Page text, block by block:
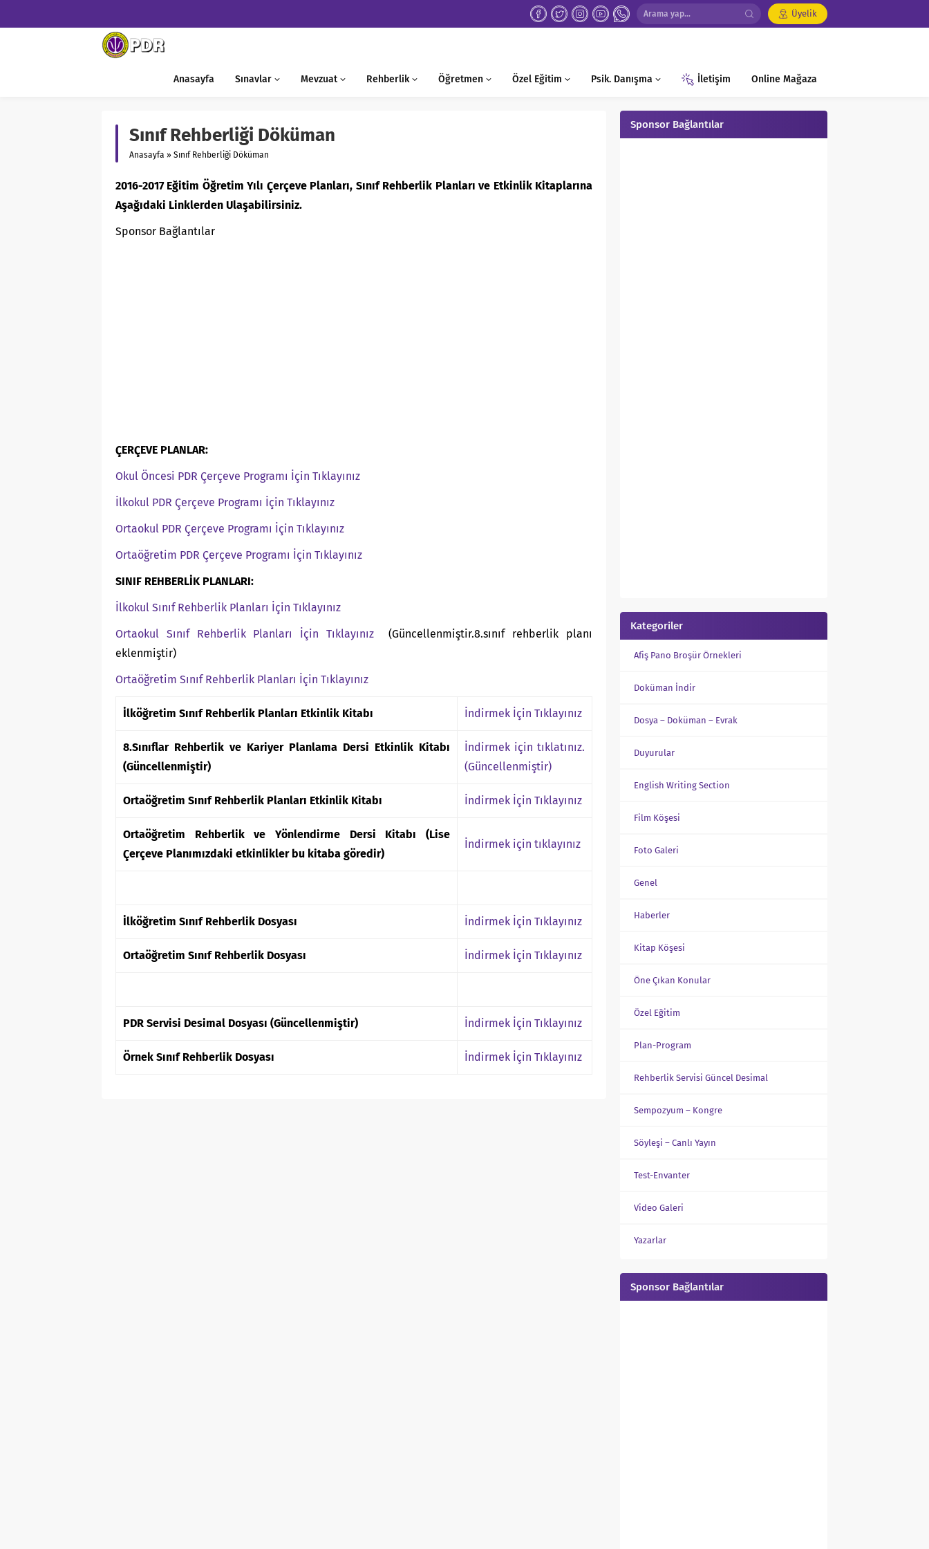
Üyelik
Anasayfa Sınavlar Mevzuat Rehberlik Öğretmen Özel Eğitim Psik. Danışma İletişim Online Mağaza
Sınıf Rehberliği Döküman
Anasayfa » Sınıf Rehberliği Döküman
2016-2017 Eğitim Öğretim Yılı Çerçeve Planları, Sınıf Rehberlik Planları ve Etkinlik Kitaplarına
Aşağıdaki Linklerden Ulaşabilirsiniz.
Sponsor Bağlantılar
ÇERÇEVE PLANLAR:
Okul Öncesi PDR Çerçeve Programı İçin Tıklayınız
İlkokul PDR Çerçeve Programı İçin Tıklayınız
Ortaokul PDR Çerçeve Programı İçin Tıklayınız
Ortaöğretim PDR Çerçeve Programı İçin Tıklayınız
SINIF REHBERLİK PLANLARI:
İlkokul Sınıf Rehberlik Planları İçin Tıklayınız
Ortaokul Sınıf Rehberlik Planları İçin Tıklayınız
(Güncellenmiştir.8.sınıf rehberlik planı
eklenmiştir)
Ortaöğretim Sınıf Rehberlik Planları İçin Tıklayınız
İlköğretim Sınıf Rehberlik Planları Etkinlik Kitabı İndirmek İçin Tıklayınız
8.Sınıflar Rehberlik ve Kariyer Planlama Dersi Etkinlik Kitabı
(Güncellenmiştir)
İndirmek için tıklatınız.
(Güncellenmiştir)
Ortaöğretim Sınıf Rehberlik Planları Etkinlik Kitabı İndirmek İçin Tıklayınız
Ortaöğretim Rehberlik ve Yönlendirme Dersi Kitabı (Lise
Çerçeve Planımızdaki etkinlikler bu kitaba göredir)
İndirmek için tıklayınız
İlköğretim Sınıf Rehberlik Dosyası İndirmek İçin Tıklayınız
Ortaöğretim Sınıf Rehberlik Dosyası İndirmek İçin Tıklayınız
PDR Servisi Desimal Dosyası (Güncellenmiştir) İndirmek İçin Tıklayınız
Örnek Sınıf Rehberlik Dosyası İndirmek İçin Tıklayınız
Sponsor Bağlantılar
Kategoriler
Afiş Pano Broşür Örnekleri
Doküman İndir
Dosya – Doküman – Evrak
Duyurular
English Writing Section
Film Köşesi
Foto Galeri
Genel
Haberler
Kitap Köşesi
Öne Çıkan Konular
Özel Eğitim
Plan-Program
Rehberlik Servisi Güncel Desimal
Sempozyum – Kongre
Söyleşi – Canlı Yayın
Test-Envanter
Video Galeri
Yazarlar
Sponsor Bağlantılar